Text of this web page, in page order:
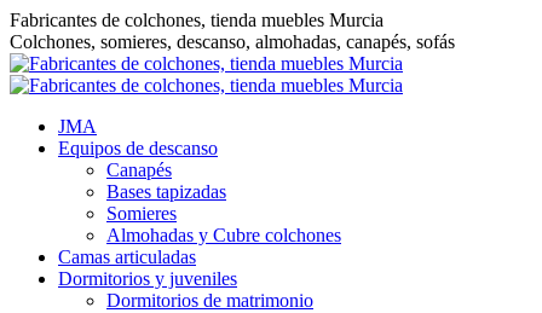
Saltar
al
contenido
Fabricantes de colchones, tienda muebles Murcia
Colchones, somieres, descanso, almohadas, canapés, sofás
JMA
Equipos de descanso
Canapés
Bases tapizadas
Somieres
Almohadas y Cubre colchones
Camas articuladas
Dormitorios y juveniles
Dormitorios de matrimonio